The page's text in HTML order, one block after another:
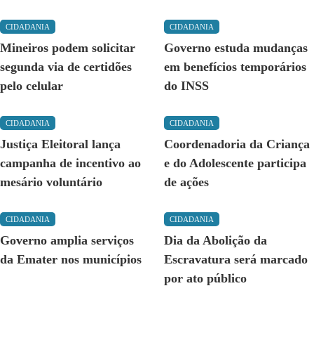
CIDADANIA
Mineiros podem solicitar
segunda via de certidões
pelo celular
CIDADANIA
Governo estuda mudanças
em benefícios temporários
do INSS
CIDADANIA
Justiça Eleitoral lança
campanha de incentivo ao
mesário voluntário
CIDADANIA
Coordenadoria da Criança
e do Adolescente participa
de ações
CIDADANIA
Governo amplia serviços
da Emater nos municípios
CIDADANIA
Dia da Abolição da
Escravatura será marcado
por ato público